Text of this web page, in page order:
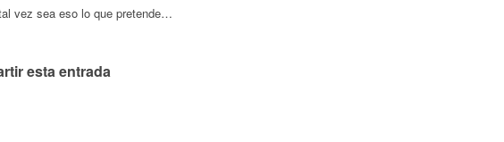
vez sea eso lo que pretende…
esta entrada